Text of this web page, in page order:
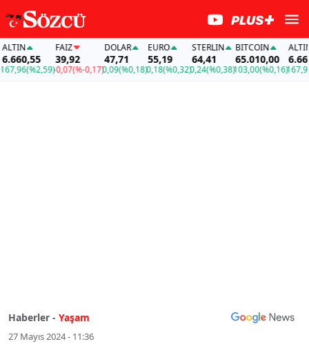
(%2,59)
39,92
-0,07(%-0,17)
DOLAR
47,71
0,09(%0,18)
EURO
55,19
0,18(%0,32)
STERLIN
64,41
0,24(%0,38)
BITCOIN
65.010,00
103,00(%0,16)
ALTIN
6.660,55
167,96
Haberler - Yaşam
27 Mayıs 2024 - 11:36